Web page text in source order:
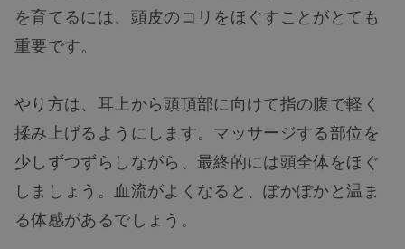
を育てるには、頭皮のコリをほぐすことがとても
重要です。
やり方は、耳上から頭頂部に向けて指の腹で軽く
揉み上げるようにします。マッサージする部位を
少しずつずらしながら、最終的には頭全体をほぐ
しましょう。血流がよくなると、ぽかぽかと温ま
る体感があるでしょう。